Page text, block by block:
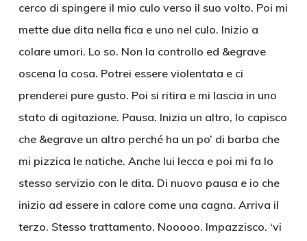
cerco di spingere il mio culo verso il suo volto. Poi mi
mette due dita nella fica e uno nel culo. Inizio a
colare umori. Lo so. Non la controllo ed &egrave
oscena la cosa. Potrei essere violentata e ci
prenderei pure gusto. Poi si ritira e mi lascia in uno
stato di agitazione. Pausa. Inizia un altro, lo capisco
che &egrave un altro perché ha un po’ di barba che
mi pizzica le natiche. Anche lui lecca e poi mi fa lo
stesso servizio con le dita. Di nuovo pausa e io che
inizio ad essere in calore come una cagna. Arriva il
terzo. Stesso trattamento. Nooooo. Impazzisco. ‘vi